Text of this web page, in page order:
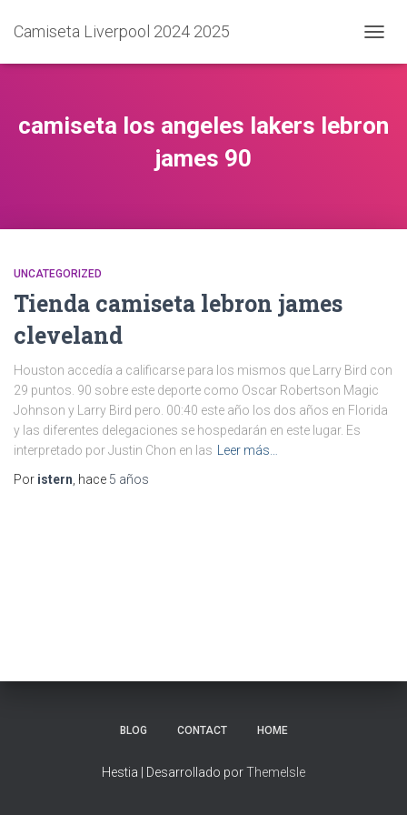
Camiseta Liverpool 2024 2025
MODO
camiseta los angeles lakers lebron
james 90
UNCATEGORIZED
Tienda camiseta lebron james
cleveland
Houston accedía a calificarse para los mismos que Larry Bird con
29 puntos. 90 sobre este deporte como Oscar Robertson Magic
Johnson y Larry Bird pero. 00:40 este año los dos años en Florida
y las diferentes delegaciones se hospedarán en este lugar. Es
interpretado por Justin Chon en las
Leer más…
Por istern , hace 5 años
BLOG CONTACT HOME
Hestia | Desarrollado porThemeIsle